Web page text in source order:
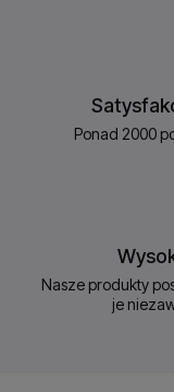
Ponad 2000
Nasze produkty
je